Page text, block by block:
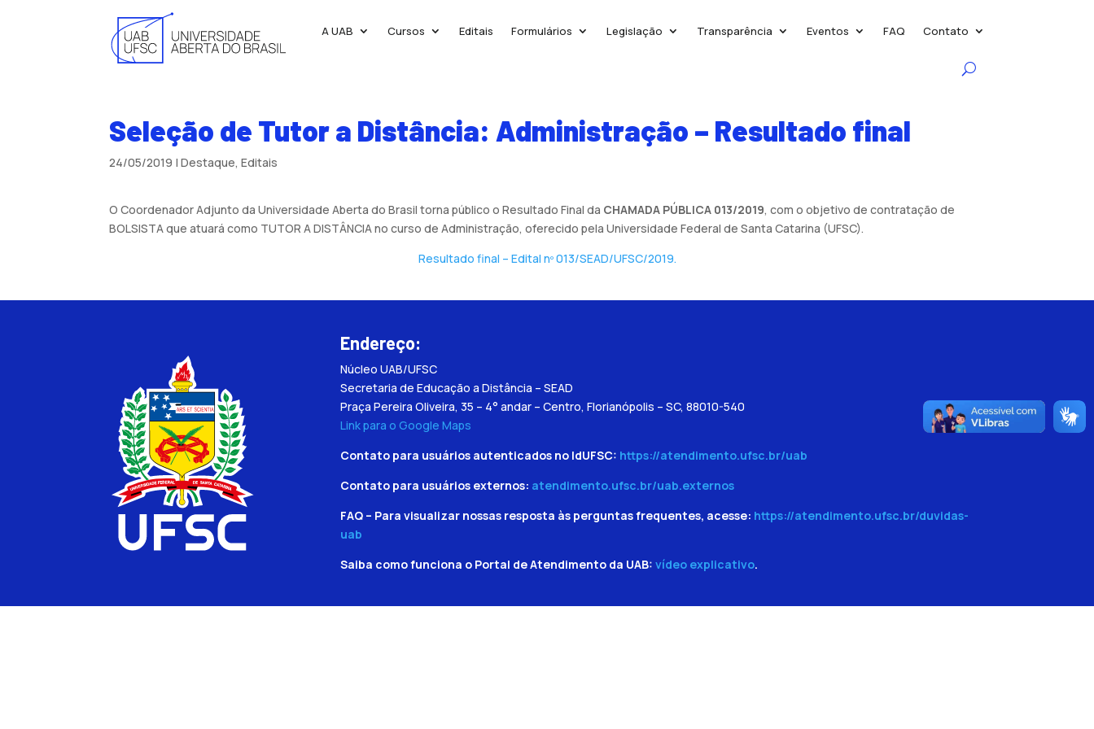
A UAB Cursos Editais Formulários Legislação Transparência Eventos FAQ Contato
Seleção de Tutor a Distância: Administração – Resultado final
24/05/2019 |Destaque,Editais
O Coordenador Adjunto da Universidade Aberta do Brasil torna público o Resultado Final da CHAMADA PÚBLICA 013/2019, com o objetivo de contratação de
BOLSISTA que atuará como TUTOR A DISTÂNCIA no curso de Administração, oferecido pela Universidade Federal de Santa Catarina (UFSC).
Resultado final – Edital nº 013/SEAD/UFSC/2019.
Endereço:
Núcleo UAB/UFSC
Secretaria de Educação a Distância – SEAD
Praça Pereira Oliveira, 35 – 4° andar – Centro, Florianópolis – SC, 88010-540
Link para o Google Maps
Contato para usuários autenticados no IdUFSC: https://atendimento.ufsc.br/uab
Contato para usuários externos: atendimento.ufsc.br/uab.externos
FAQ – Para visualizar nossas resposta às perguntas frequentes, acesse: https://atendimento.ufsc.br/duvidas-
uab
Saiba como funciona o Portal de Atendimento da UAB: vídeo explicativo.